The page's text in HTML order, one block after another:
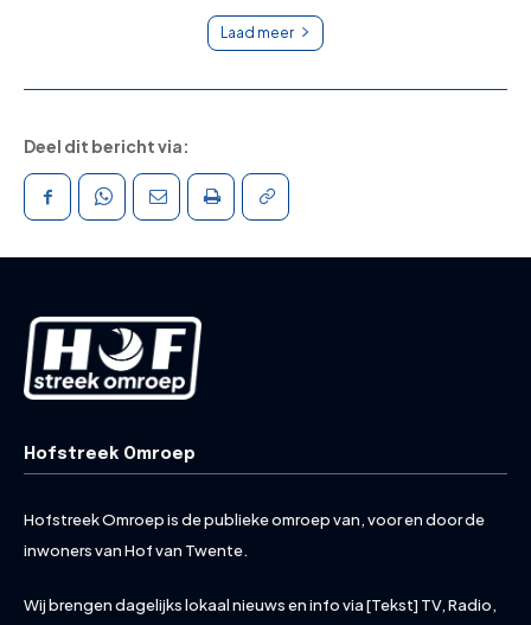
Laad meer
Deel dit bericht via:
Hofstreek Omroep
Hofstreek Omroep is de publieke omroep van, voor en door de
inwoners van Hof van Twente.
Wij brengen dagelijks lokaal nieuws en info via [Tekst] TV, Radio,